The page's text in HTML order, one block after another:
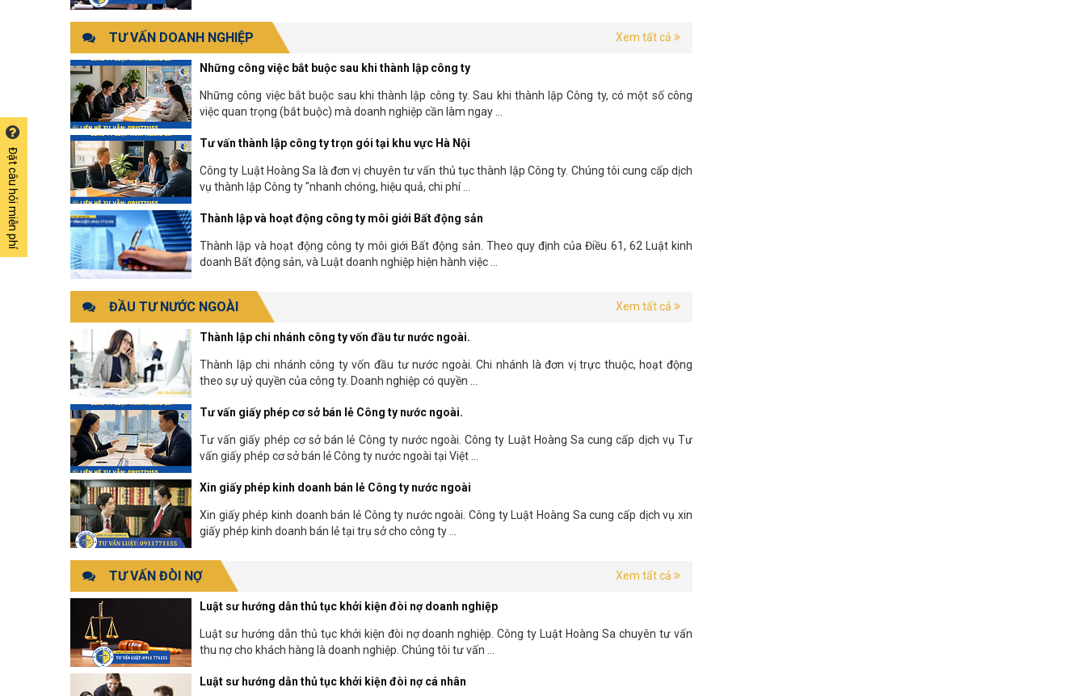
TƯ VẤN DOANH NGHIỆP Xem tất cả
Những công việc bắt buộc sau khi thành lập công ty
Những công việc bắt buộc sau khi thành lập công ty. Sau khi thành lập Công ty, có một số công
việc quan trọng (bắt buộc) mà doanh nghiệp cần làm ngay ...
Tư vấn thành lập công ty trọn gói tại khu vực Hà Nội
Công ty Luật Hoàng Sa là đơn vị chuyên tư vấn thủ tục thành lập Công ty. Chúng tôi cung cấp dịch
vụ thành lập Công ty "nhanh chóng, hiệu quả, chi phí ...
Thành lập và hoạt động công ty môi giới Bất động sản
Thành lập và hoạt động công ty môi giới Bất động sản. Theo quy định của Điều 61, 62 Luật kinh
doanh Bất động sản, và Luật doanh nghiệp hiện hành việc ...
ĐẦU TƯ NƯỚC NGOÀI Xem tất cả
Thành lập chi nhánh công ty vốn đầu tư nước ngoài.
Thành lập chi nhánh công ty vốn đầu tư nước ngoài. Chi nhánh là đơn vị trực thuộc, hoạt động
theo sự uỷ quyền của công ty. Doanh nghiệp có quyền ...
Tư vấn giấy phép cơ sở bán lẻ Công ty nước ngoài.
Tư vấn giấy phép cơ sở bán lẻ Công ty nước ngoài. Công ty Luật Hoàng Sa cung cấp dịch vụ Tư
vấn giấy phép cơ sở bán lẻ Công ty nước ngoài tại Việt ...
Xin giấy phép kinh doanh bán lẻ Công ty nước ngoài
Xin giấy phép kinh doanh bán lẻ Công ty nước ngoài. Công ty Luật Hoàng Sa cung cấp dịch vụ xin
giấy phép kinh doanh bán lẻ tại trụ sở cho công ty ...
TƯ VẤN ĐÒI NỢ Xem tất cả
Luật sư hướng dẫn thủ tục khởi kiện đòi nợ doanh nghiệp
Luật sư hướng dẫn thủ tục khởi kiện đòi nợ doanh nghiệp. Công ty Luật Hoàng Sa chuyên tư vấn
thu nợ cho khách hàng là doanh nghiệp. Chúng tôi tư vấn ...
Luật sư hướng dẫn thủ tục khởi kiện đòi nợ cá nhân
Đặt câu hỏi miễn phí